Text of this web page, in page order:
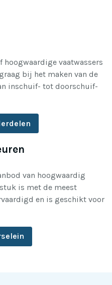
vaatwassers
bij het maken van de
inschuif- tot doorschuif-
van hoogwaardig
is met de meest
en is geschikt voor